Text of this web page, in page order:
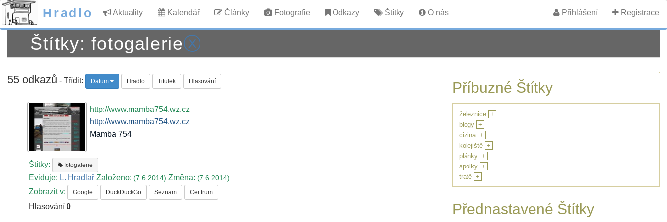
Hradlo Aktuality Kalendář Články Fotografie Odkazy Štítky O nás Přihlášení Registrace
Štítky: fotogalerieⓧ
55 odkazů - Třídit: Datum Hradlo Titulek Hlasování
http://www.mamba754.wz.cz
http://www.mamba754.wz.cz
Mamba 754
Štítky: fotogalerie
Eviduje: L. Hradlař Založeno:(7.6.2014)Změna:(7.6.2014)
Zobrazit v: Google DuckDuckGo Seznam Centrum
Hlasování0
Příbuzné Štítky
železnice +
blogy +
cizina +
kolejiště +
plánky +
spolky +
tratě +
Přednastavené Štítky